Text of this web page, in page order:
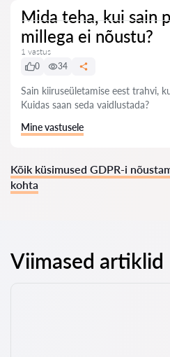
Mida teha, kui sain
millega ei nõustu?
1 vastus
0
34
Sain kiiruseületamise eest trahvi,
Kuidas saan seda vaidlustada?
Mine vastusele
Kõik küsimused GDPR-i
kohta
Viimased artiklid